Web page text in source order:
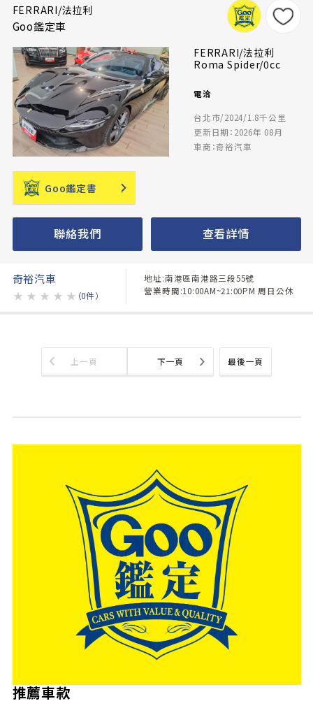
FERRARI/法拉利
Goo鑑定車
FERRARI/法拉利
Roma Spider/0cc
電洽
台北市/2024/1.8千公里
更新日期：2026年 08月
車商：奇裕汽車
Goo鑑定書
聯絡我們 查看詳情
奇裕汽車
★ ★ ★ ★ ★ （0件）
地址:南港區南港路三段55號
營業時間:10:00AM~21:00PM 周日公休
最後一頁
上一頁 下一頁
推薦車款